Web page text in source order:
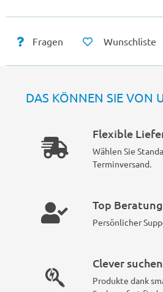
Fragen Wunschliste
DAS KÖNNEN SIE VON
Flexible
Wählen Sie
Terminversand.
Top Beratung
Persönlicher
Clever suchen
Produkte dank